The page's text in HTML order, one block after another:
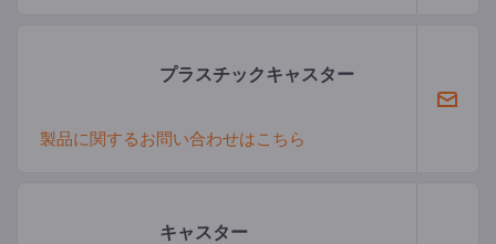
プラスチックキャスター
製品に関するお問い合わせはこちら
キャスター